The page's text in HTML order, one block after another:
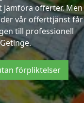
jämföra offerter. Men
vår offerttjänst får
till professionell
förpliktelser